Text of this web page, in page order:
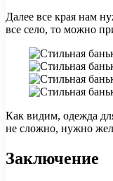
Далее все края нам
все село, то можно
Как видим, одежда
не сложно, нужно
Заключение